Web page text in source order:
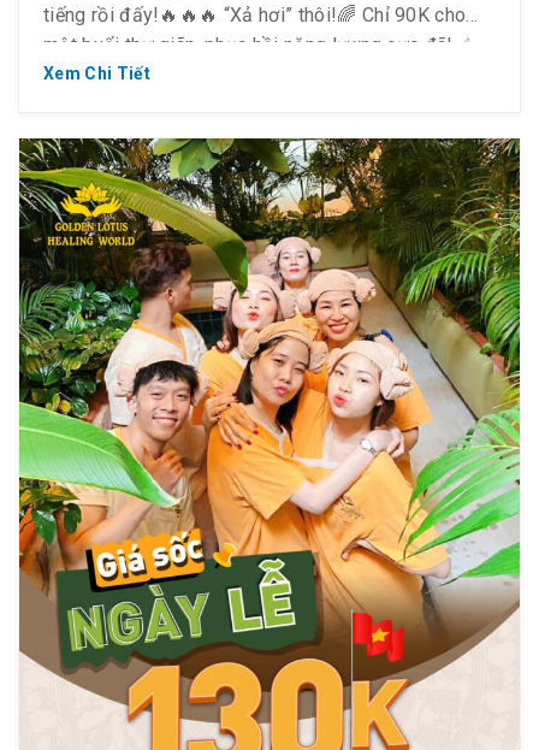
tiếng rồi đấy!🔥🔥🔥 “Xả hơi” thôi!🌈 Chỉ 90K cho
một buổi thư giãn, phục hồi năng lượng cực đã!✅
Giảm đau mỏi✅ Thư giãn toàn thân✅ Tái tạo năng
Xem Chi Tiết